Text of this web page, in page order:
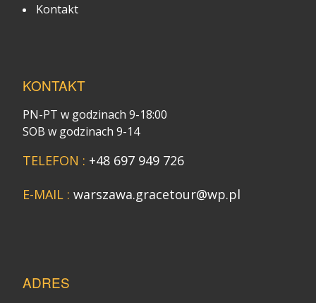
Kontakt
KONTAKT
PN-PT w godzinach 9-18:00
SOB w godzinach 9-14
TELEFON : +48 697 949 726
E-MAIL : warszawa.gracetour@wp.pl
ADRES